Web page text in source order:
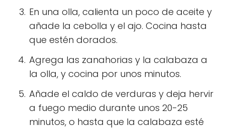
En una olla, calienta un poco de aceite y
añade la cebolla y el ajo. Cocina hasta
que estén dorados.
Agrega las zanahorias y la calabaza a
la olla, y cocina por unos minutos.
Añade el caldo de verduras y deja hervir
a fuego medio durante unos 20-25
minutos, o hasta que la calabaza esté